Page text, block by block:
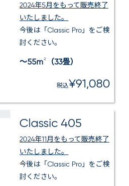
2024年5月をもって販売終了
いたしました。
今後は「Classic Pro」をご検
討ください。
～55m2 （33畳）
税込¥91,080
Classic 405
2024年11月をもって販売終了
いたしました。
今後は「Classic Pro」をご検
討ください。